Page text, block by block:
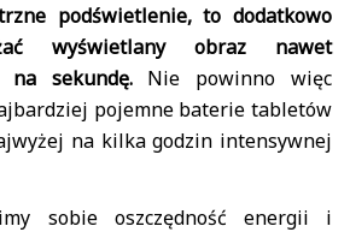
podświetlenie, to dodatkowo
wyświetlany obraz nawet
na sekundę.Nie powinno więc
pojemne baterie tabletów
na kilka godzin intensywnej
sobie oszczędność energii i